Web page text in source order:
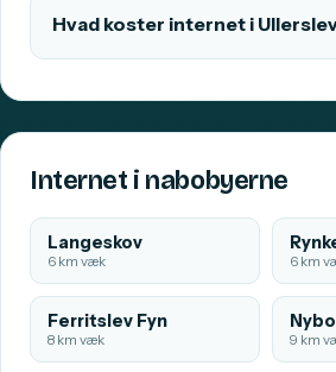
Hvad koster internet i
Internet i nabobyerne
Langeskov
6 km væk 6 km
Ferritslev Fyn
8 km væk 9 km